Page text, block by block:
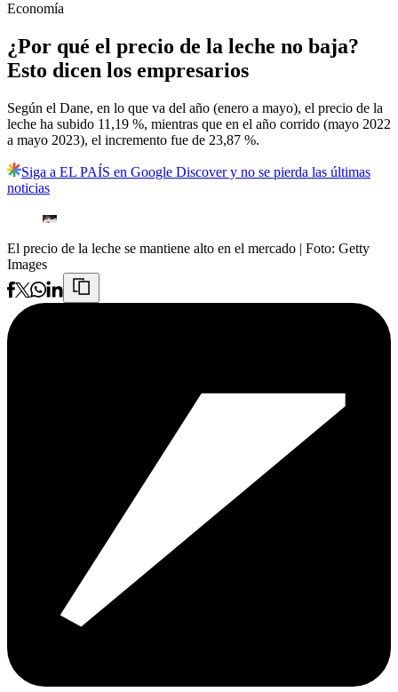
Economía
¿Por qué el precio de la leche no baja?
Esto dicen los empresarios
Según el Dane, en lo que va del año (enero a mayo), el precio de la
leche ha subido 11,19 %, mientras que en el año corrido (mayo 2022
a mayo 2023), el incremento fue de 23,87 %.
Siga a EL PAÍS en Google Discover y no se pierda las últimas
noticias
El precio de la leche se mantiene alto en el mercado | Foto: Getty
Images